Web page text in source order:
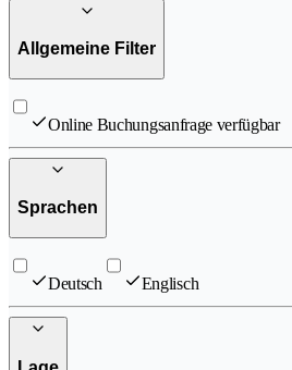
Allgemeine Filter
Online Buchungsanfrage verfügbar
Sprachen
Deutsch Englisch